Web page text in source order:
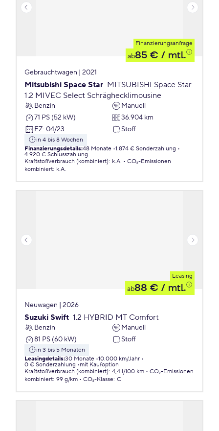
Finanzierungsanfrage
ab85 € / mtl.
Gebrauchtwagen | 2021
Mitsubishi Space Star MITSUBISHI Space Star
1.2 MIVEC Select Schräghecklimousine
Benzin
Manuell
71 PS (52 kW)
36.904 km
EZ: 04/23 Stoff
in 4 bis 8 Wochen
Finanzierungsdetails:48 Monate 1.874 € Sonderzahlung
4.920 € Schlusszahlung
Kraftstoffverbrauch (kombiniert): k.A.
CO₂-Emissionen
kombiniert: k.A.
Leasing
ab88 € / mtl.
Neuwagen | 2026
Suzuki Swift 1.2 HYBRID MT Comfort
Benzin
Manuell
81 PS (60 kW)
Stoff
in 3 bis 5 Monaten
Leasingdetails:30 Monate 10.000 km/Jahr
0 € Sonderzahlung
mit Kaufoption
Kraftstoffverbrauch (kombiniert): 4,4 l/100 km
CO₂-Emissionen
kombiniert: 99 g/km CO₂-Klasse: C